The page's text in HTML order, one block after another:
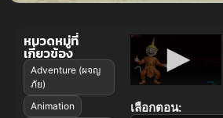
เลือกตอน:
หมวดหมู่ที่
เกี่ยวข้อง
Adventure (ผจญ
ภัย)
Animation